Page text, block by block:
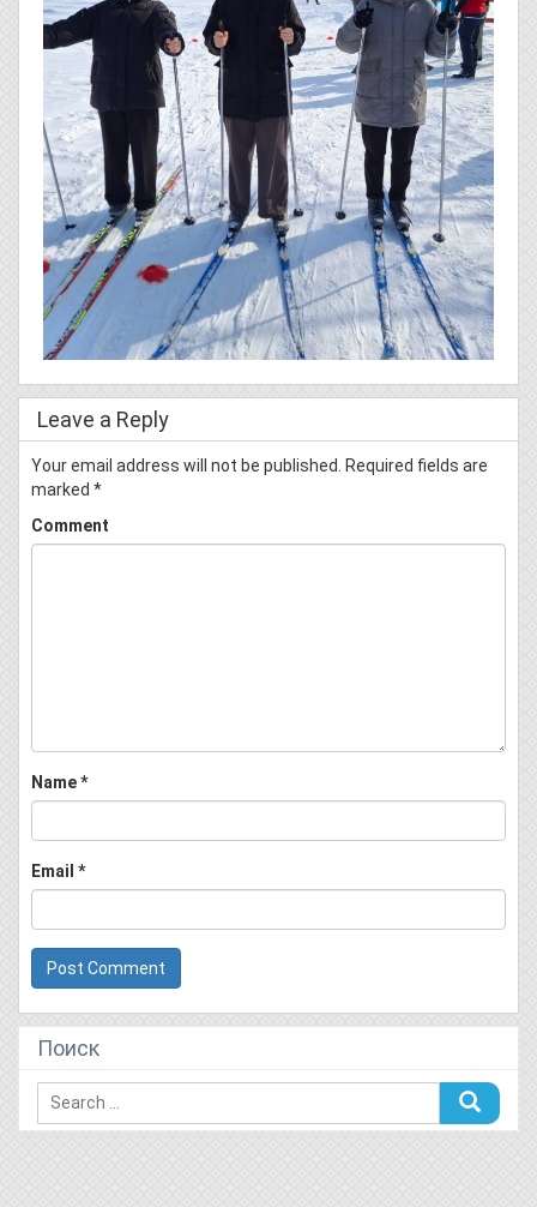
Leave a Reply
Your email address will not be published.
Required fields are
marked *
Comment
Name*
Email *
Поиск